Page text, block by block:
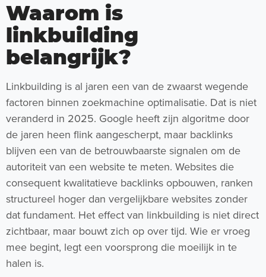
Waarom is
linkbuilding
belangrijk?
Linkbuilding is al jaren een van de zwaarst wegende
factoren binnen zoekmachine optimalisatie. Dat is niet
veranderd in 2025. Google heeft zijn algoritme door
de jaren heen flink aangescherpt, maar backlinks
blijven een van de betrouwbaarste signalen om de
autoriteit van een website te meten. Websites die
consequent kwalitatieve backlinks opbouwen, ranken
structureel hoger dan vergelijkbare websites zonder
dat fundament. Het effect van linkbuilding is niet direct
zichtbaar, maar bouwt zich op over tijd. Wie er vroeg
mee begint, legt een voorsprong die moeilijk in te
halen is.